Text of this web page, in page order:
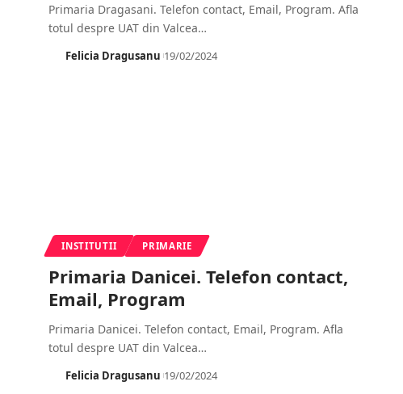
Primaria Dragasani. Telefon contact, Email, Program. Afla
totul despre UAT din Valcea…
Felicia Dragusanu 19/02/2024
INSTITUTII PRIMARIE
Primaria Danicei. Telefon contact,
Email, Program
Primaria Danicei. Telefon contact, Email, Program. Afla
totul despre UAT din Valcea…
Felicia Dragusanu 19/02/2024